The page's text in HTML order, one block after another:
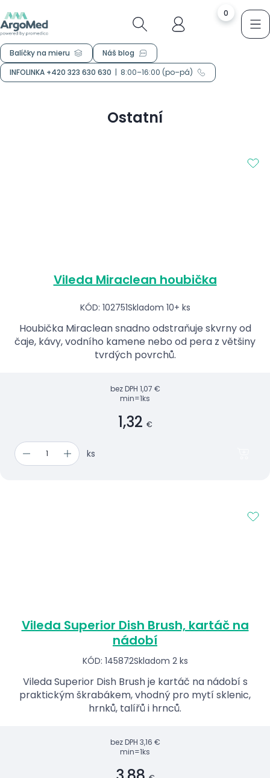
0
Balíčky na mieru
Náš blog
INFOLINKA +420 323 630 630 | 8:00–16:00 (po–pá)
Ostatní
Vileda Miraclean houbička
KÓD: 102751Skladom 10+ ks
Houbička Miraclean snadno odstraňuje skvrny od
čaje, kávy, vodního kamene nebo od pera z většiny
tvrdých povrchů.
bez DPH 1,07 €
min=1ks
1,32 €
ks
Vileda Superior Dish Brush, kartáč na
nádobí
KÓD: 145872Skladom 2 ks
Vileda Superior Dish Brush je kartáč na nádobí s
praktickým škrabákem, vhodný pro mytí sklenic,
hrnků, talířů i hrnců.
bez DPH 3,16 €
min=1ks